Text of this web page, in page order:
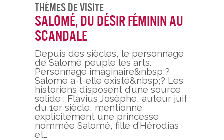
Thèmes De Visite
Salomé, du désir féminin au
scandale
Depuis des siècles, le personnage
de Salomé peuple les arts.
Personnage imaginaire&nbsp;?
Salomé a-t-elle existé&nbsp;? Les
historiens disposent d’une source
solide : Flavius Josèphe, auteur juif
du 1er siècle, mentionne
explicitement une princesse
nommée Salomé, fille d’Hérodias
et…